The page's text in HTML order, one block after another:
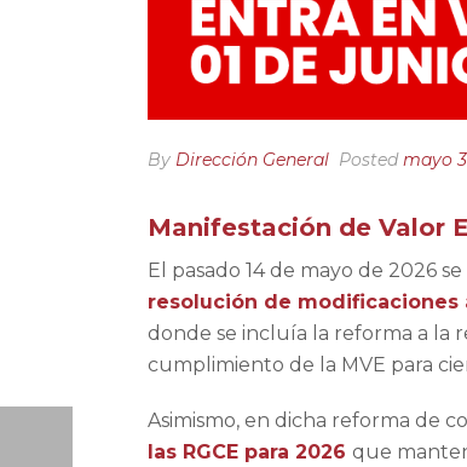
By Dirección General Posted mayo
Manifestación de Valor
El pasado 14 de mayo de 2026
resolución de modificaciones
donde se incluía la reforma a la
cumplimiento de la MVE para
Asimismo, en dicha reforma de
las RGCE para 2026 que